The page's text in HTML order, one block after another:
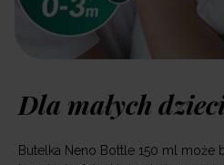
Dla małych
Butelka Neno Bottle 150 ml może